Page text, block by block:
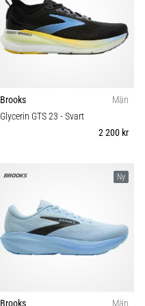
Brooks
Män
Glycerin GTS 23 - Svart
2 200 kr
Ny